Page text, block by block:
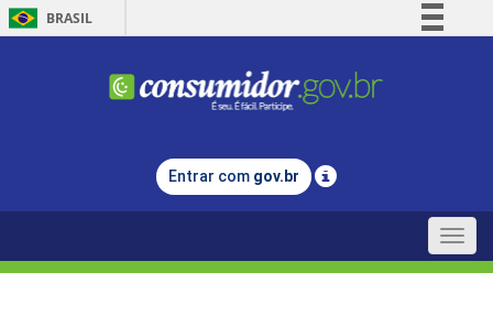
BRASIL
Comunica BR
Legislação
Entrar com gov.br
Toggle